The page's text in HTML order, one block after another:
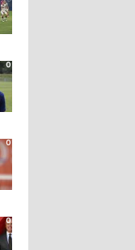
0
0
0